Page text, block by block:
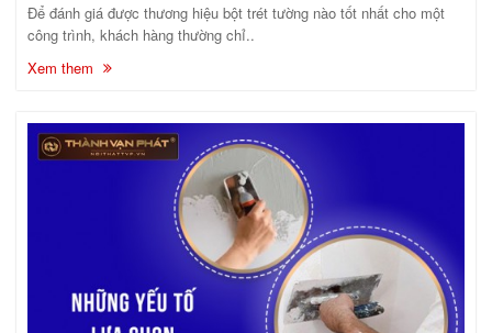
Để đánh giá được thương hiệu bột trét tường nào tốt nhất cho một
công trình, khách hàng thường chỉ..
Xem them